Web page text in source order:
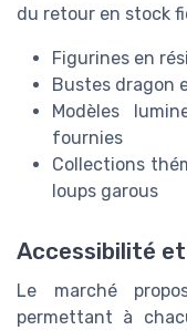
du retour en stock
Figurines en
Bustes dragon
Modèles
fournies
Collections
loups garous
Accessibilité
Le marché
permettant à